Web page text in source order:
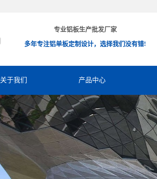
专业铝板生产批发厂家
多年专注铝单板定制设计，选择我们没有错!
关于我们 产品中心